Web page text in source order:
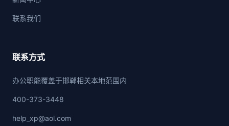
联系我们
联系方式
办公职能覆盖于邯郸相关本地范围内
400-373-3448
help_xp@aol.com